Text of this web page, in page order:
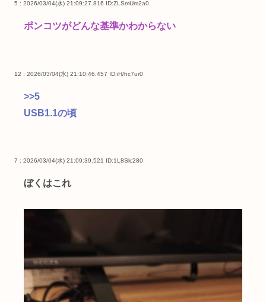
5 : 2026/03/04(水) 21:09:27.816 ID:ZLSmUm2a0
ポンコツがどんな基準かわからない
12 : 2026/03/04(水) 21:10:46.457 ID:iH/hc7ur0
>>5
USB1.1の頃
7 : 2026/03/04(水) 21:09:39.521 ID:1L8Slc280
ぼくはこれ